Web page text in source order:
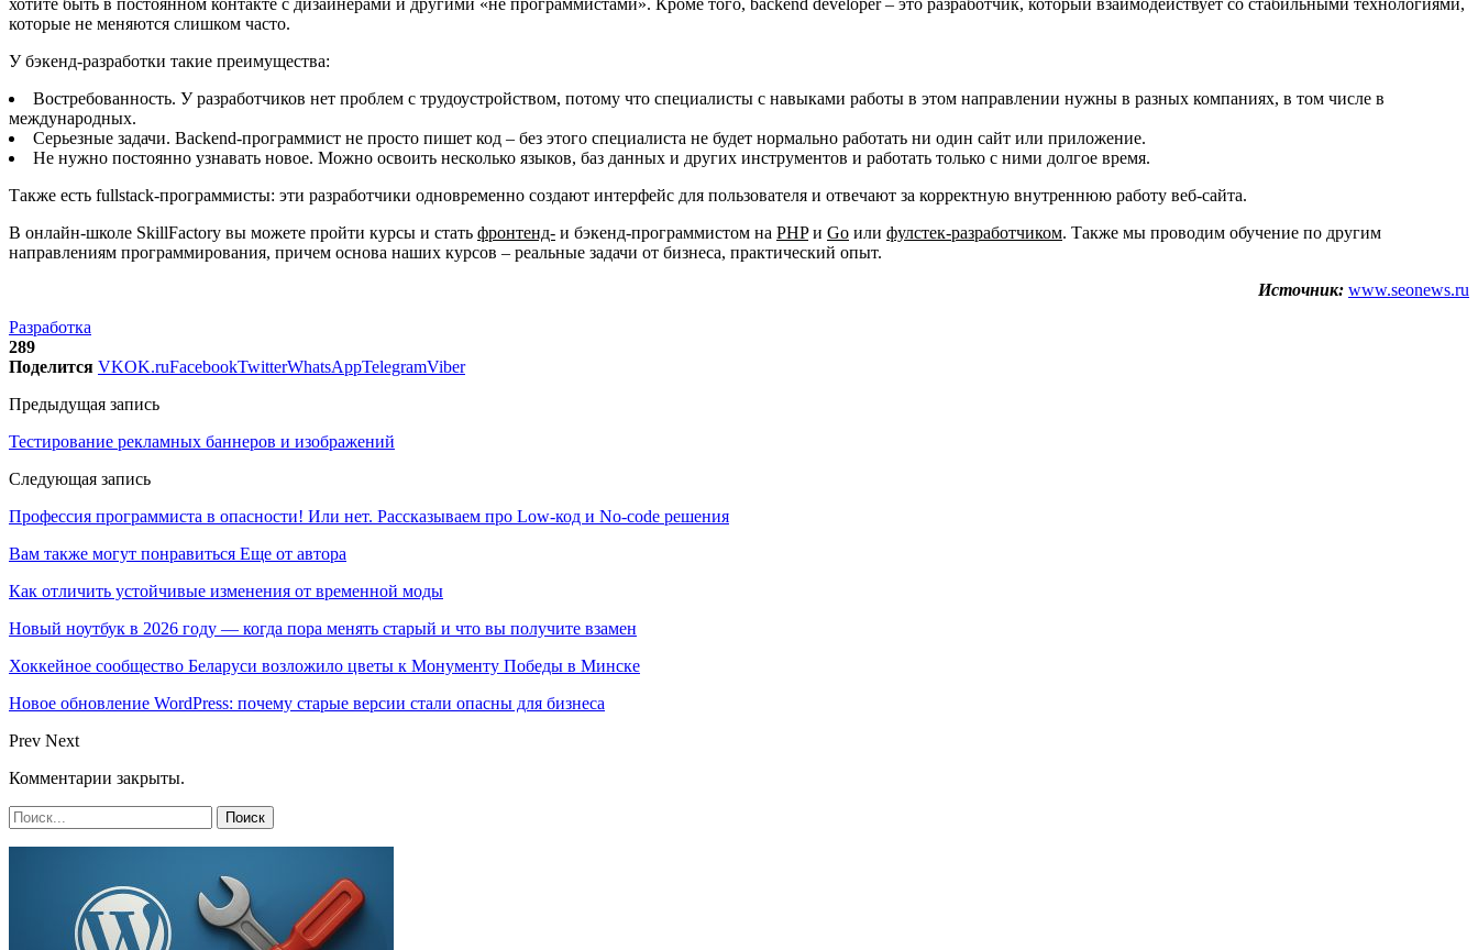
которые не меняются слишком часто.
У бэкенд-разработки такие преимущества:
Востребованность. У разработчиков нет проблем с трудоустройством, потому что специалисты с навыками работы в этом направлении нужны в разных компаниях, в том числе в
международных.
Серьезные задачи. Backend-программист не просто пишет код – без этого специалиста не будет нормально работать ни один сайт или приложение.
Не нужно постоянно узнавать новое. Можно освоить несколько языков, баз данных и других инструментов и работать только с ними долгое время.
Также есть fullstack-программисты: эти разработчики одновременно создают интерфейс для пользователя и отвечают за корректную внутреннюю работу веб-сайта.
В онлайн-школе SkillFactory вы можете пройти курсы и стать фронтенд- и бэкенд-программистом на PHPи Go или фулстек-разработчиком. Также мы проводим обучение по другим
направлениям программирования, причем основа наших курсов – реальные задачи от бизнеса, практический опыт.
Источник: www.seonews.ru
Разработка
289
Поделится VKOK.ruFacebookTwitterWhatsAppTelegramViber
Предыдущая запись
Тестирование рекламных баннеров и изображений
Следующая запись
Профессия программиста в опасности! Или нет. Рассказываем про Low-код и No-code решения
Вам также могут понравиться Еще от автора
Как отличить устойчивые изменения от временной моды
Новый ноутбук в 2026 году — когда пора менять старый и что вы получите взамен
Хоккейное сообщество Беларуси возложило цветы к Монументу Победы в Минске
Новое обновление WordPress: почему старые версии стали опасны для бизнеса
Prev Next
Комментарии закрыты.